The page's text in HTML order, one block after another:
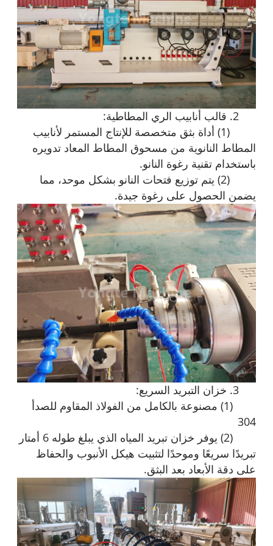
2. قالب أنابيب الري المطاطية:
(1) أداة بثق متخصصة للإنتاج المستمر لأنابيب
المطاط النانوية من مسحوق المطاط المعاد تدويره
باستخدام تقنية رغوة النانو.
(2) يتم توزيع فتحات النانو بشكل موحد، مما
يضمن الحصول على رغوة جيدة.
3. خزان التبريد السريع:
(1) مصنوعة بالكامل من الفولاذ المقاوم للصدأ
304
(2) يوفر خزان تبريد المياه الذي يبلغ طوله 6 أمتار
تبريدًا سريعًا وموحدًا لتثبيت هيكل الأنبوب والحفاظ
على دقة الأبعاد بعد البثق.